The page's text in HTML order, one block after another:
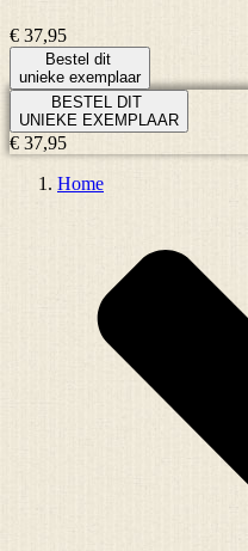
€ 37,95
Bestel dit
unieke exemplaar
BESTEL DIT
UNIEKE EXEMPLAAR
€ 37,95
Home